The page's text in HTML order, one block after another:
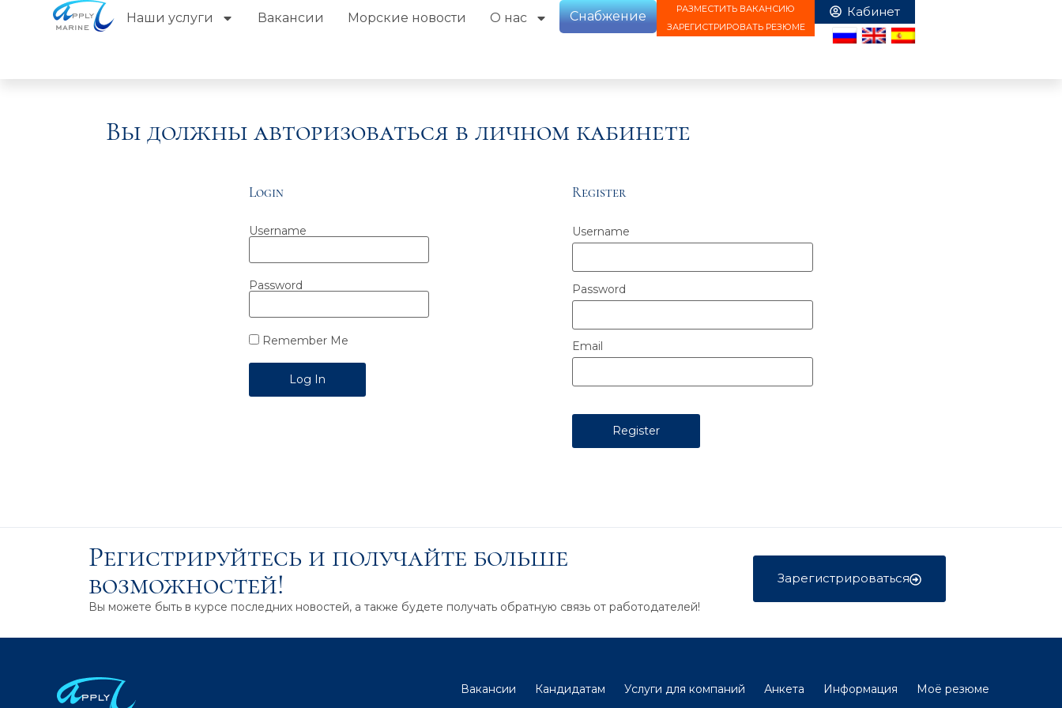
Наши услуги Вакансии Морские новости О нас Снабжение
РАЗМЕСТИТЬ ВАКАНСИЮ
ЗАРЕГИСТРИРОВАТЬ РЕЗЮМЕ
Вы должны авторизоваться в личном кабинете
Login
Username
Password
Remember Me
Register
Username
Password
Email
Регистрируйтесь и получайте больше
возможностей!
Вы можете быть в курсе последних новостей, а также будете получать обратную связь от работодателей!
Зарегистрироваться
Вакансии Кандидатам Услуги для компаний Анкета Информация
Моё резюме